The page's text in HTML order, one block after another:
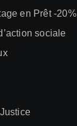
en Prêt -20%
sociale